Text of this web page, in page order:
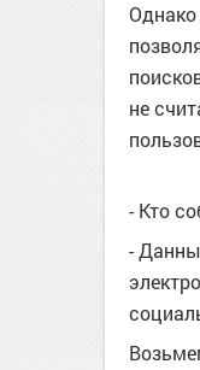
не
- Кто
-